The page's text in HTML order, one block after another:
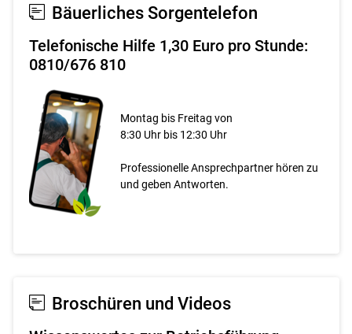
Bäuerliches Sorgentelefon
Telefonische Hilfe 1,30 Euro pro Stunde:
0810/676 810
Montag bis Freitag von
8:30 Uhr bis 12:30 Uhr
Professionelle Ansprechpartner hören zu
und geben Antworten.
Broschüren und Videos